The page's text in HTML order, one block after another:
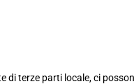
terze parti locale, ci